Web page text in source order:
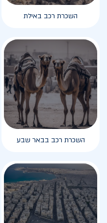
השכרת רכב באילת
השכרת רכב בבאר שבע